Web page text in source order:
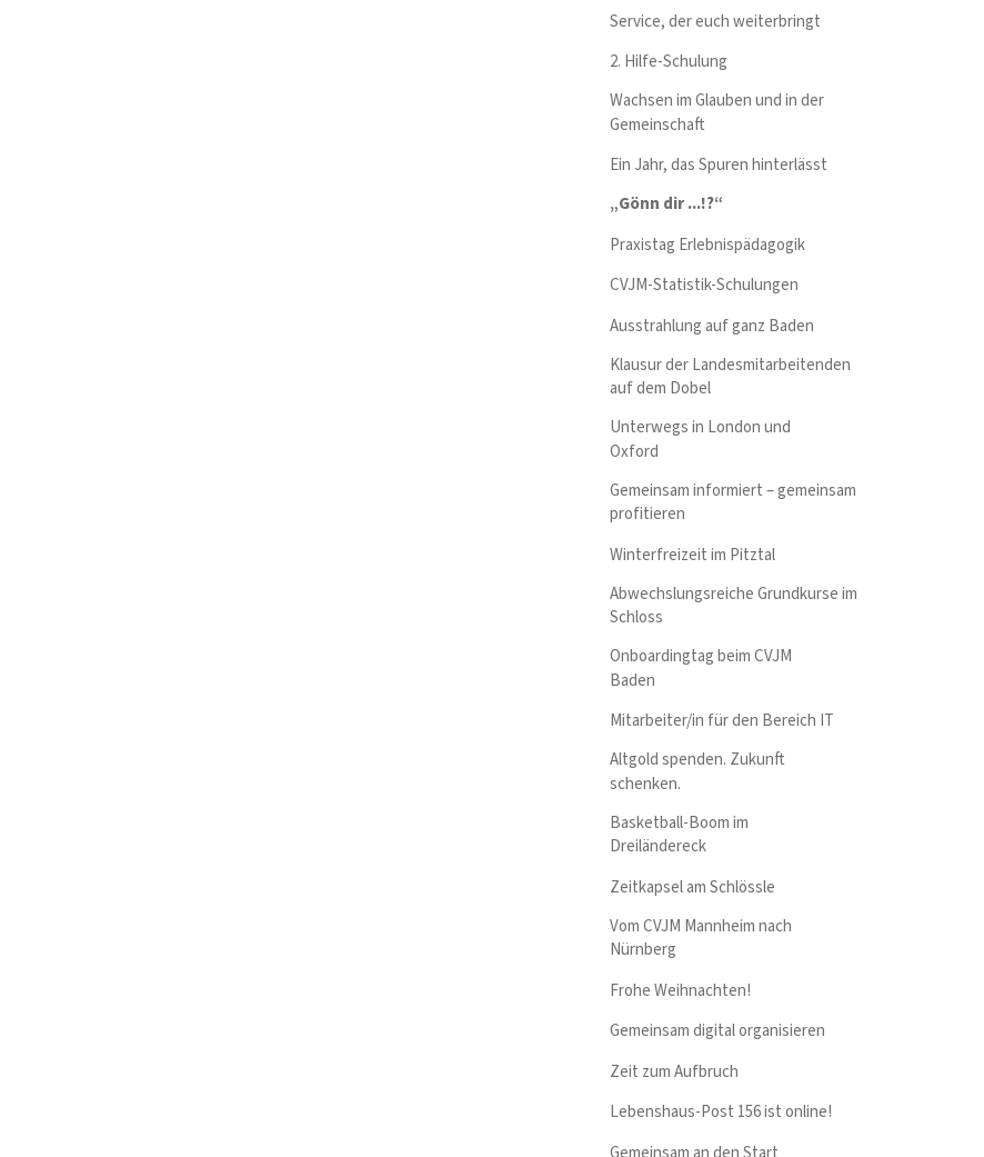
Service, der euch weiterbringt
2. Hilfe-Schulung
Wachsen im Glauben und in der
Gemeinschaft
Ein Jahr, das Spuren hinterlässt
„Gönn dir ...!?“
Praxistag Erlebnispädagogik
CVJM-Statistik-Schulungen
Ausstrahlung auf ganz Baden
Klausur der Landesmitarbeitenden
auf dem Dobel
Unterwegs in London und
Oxford
Gemeinsam informiert – gemeinsam
profitieren
Winterfreizeit im Pitztal
Abwechslungsreiche Grundkurse im
Schloss
Onboardingtag beim CVJM
Baden
Mitarbeiter/in für den Bereich IT
Altgold spenden. Zukunft
schenken.
Basketball-Boom im
Dreiländereck
Zeitkapsel am Schlössle
Vom CVJM Mannheim nach
Nürnberg
Frohe Weihnachten!
Gemeinsam digital organisieren
Zeit zum Aufbruch
Lebenshaus-Post 156 ist online!